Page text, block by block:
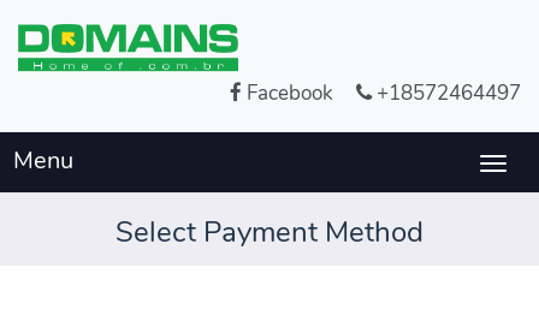
Facebook +18572464497
Menu
Select Payment Method